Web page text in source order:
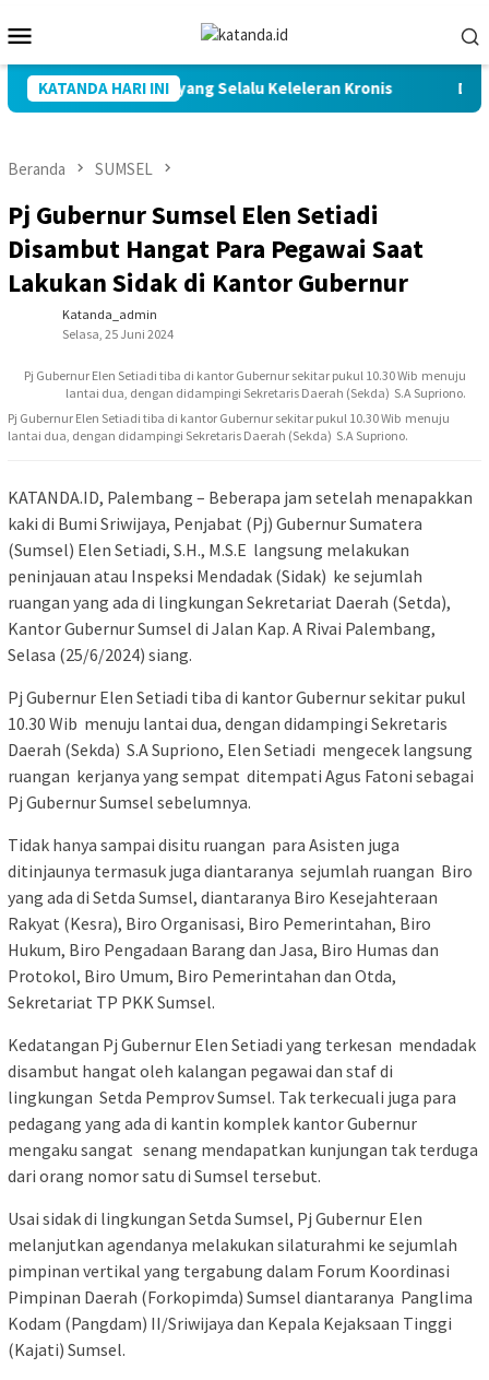
ke
kontenMobile
KATANDA HARI INI
Kenceran yang Selalu Keleleran Kronis
Beranda SUMSEL
Pj Gubernur Sumsel Elen Setiadi
Disambut Hangat Para Pegawai Saat
Lakukan Sidak di Kantor Gubernur
Katanda_admin
Selasa, 25 Juni 2024
Pj Gubernur Elen Setiadi tiba di kantor Gubernur sekitar pukul 10.30 Wib menuju
lantai dua, dengan didampingi Sekretaris Daerah (Sekda) S.A Supriono.
Pj Gubernur Elen Setiadi tiba di kantor Gubernur sekitar pukul 10.30 Wib menuju
lantai dua, dengan didampingi Sekretaris Daerah (Sekda) S.A Supriono.
KATANDA.ID, Palembang – Beberapa jam setelah menapakkan
kaki di Bumi Sriwijaya, Penjabat (Pj) Gubernur Sumatera
(Sumsel) Elen Setiadi, S.H., M.S.E langsung melakukan
peninjauan atau Inspeksi Mendadak (Sidak) ke sejumlah
ruangan yang ada di lingkungan Sekretariat Daerah (Setda),
Kantor Gubernur Sumsel di Jalan Kap. A Rivai Palembang,
Selasa (25/6/2024) siang.
Pj Gubernur Elen Setiadi tiba di kantor Gubernur sekitar pukul
10.30 Wib menuju lantai dua, dengan didampingi Sekretaris
Daerah (Sekda) S.A Supriono, Elen Setiadi mengecek langsung
ruangan kerjanya yang sempat ditempati Agus Fatoni sebagai
Pj Gubernur Sumsel sebelumnya.
Tidak hanya sampai disitu ruangan para Asisten juga
ditinjaunya termasuk juga diantaranya sejumlah ruangan Biro
yang ada di Setda Sumsel, diantaranya Biro Kesejahteraan
Rakyat (Kesra), Biro Organisasi, Biro Pemerintahan, Biro
Hukum, Biro Pengadaan Barang dan Jasa, Biro Humas dan
Protokol, Biro Umum, Biro Pemerintahan dan Otda,
Sekretariat TP PKK Sumsel.
Kedatangan Pj Gubernur Elen Setiadi yang terkesan mendadak
disambut hangat oleh kalangan pegawai dan staf di
lingkungan Setda Pemprov Sumsel. Tak terkecuali juga para
pedagang yang ada di kantin komplek kantor Gubernur
mengaku sangat senang mendapatkan kunjungan tak terduga
dari orang nomor satu di Sumsel tersebut.
Usai sidak di lingkungan Setda Sumsel, Pj Gubernur Elen
melanjutkan agendanya melakukan silaturahmi ke sejumlah
pimpinan vertikal yang tergabung dalam Forum Koordinasi
Pimpinan Daerah (Forkopimda) Sumsel diantaranya Panglima
Kodam (Pangdam) II/Sriwijaya dan Kepala Kejaksaan Tinggi
(Kajati) Sumsel.